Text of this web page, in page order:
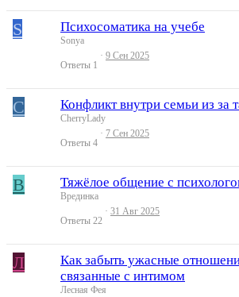
S Психосоматика на учебе
Sonya
Ответы 1
9 Сен 2025
C Конфликт внутри семьи из за
CherryLady
Ответы 4
7 Сен 2025
В Тяжёлое общение с
Врединка
Ответы 22
31 Авг 2025
Л
Как забыть ужасные
связанные с интимом
Лесная Фея